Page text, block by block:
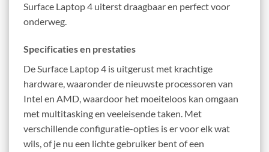
Surface Laptop 4 uiterst draagbaar en perfect voor
onderweg.
Specificaties en prestaties
De Surface Laptop 4 is uitgerust met krachtige
hardware, waaronder de nieuwste processoren van
Intel en AMD, waardoor het moeiteloos kan omgaan
met multitasking en veeleisende taken. Met
verschillende configuratie-opties is er voor elk wat
wils, of je nu een lichte gebruiker bent of een